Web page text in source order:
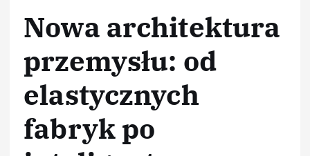
Nowa architektura
przemysłu: od
elastycznych
fabryk po